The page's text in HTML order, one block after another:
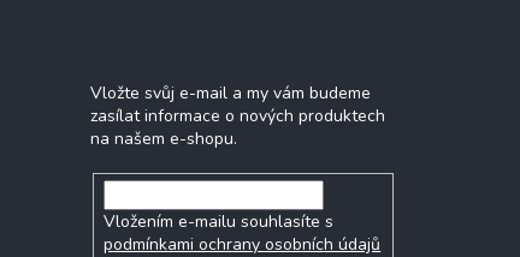
Vložte svůj e-mail a my vám budeme
zasílat informace o nových produktech
na našem e-shopu.
Vložením e-mailu souhlasíte s
podmínkami ochrany osobních údajů